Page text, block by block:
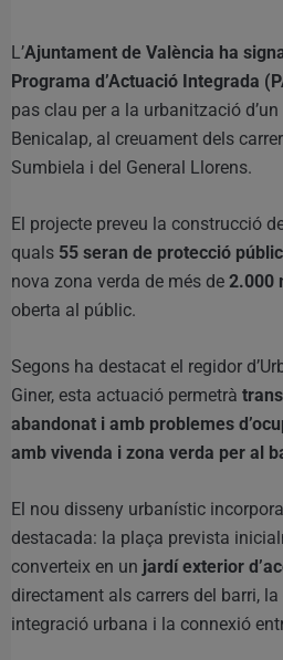
L’Ajuntament de València ha
Programa d’Actuació Integrada
pas clau per a la urbanització
Benicalap, al creuament dels
Sumbiela i del General Llorens.
El projecte preveu la construcció
quals 55 seran de protecció
nova zona verda de més de 2.000
oberta al públic.
Segons ha destacat el regidor
Giner, esta actuació permetrà
abandonat i amb problemes
amb vivenda i zona verda per al
El nou disseny urbanístic
destacada: la plaça prevista
converteix en un jardí exterior
directament als carrers del barri,
integració urbana i la connexió